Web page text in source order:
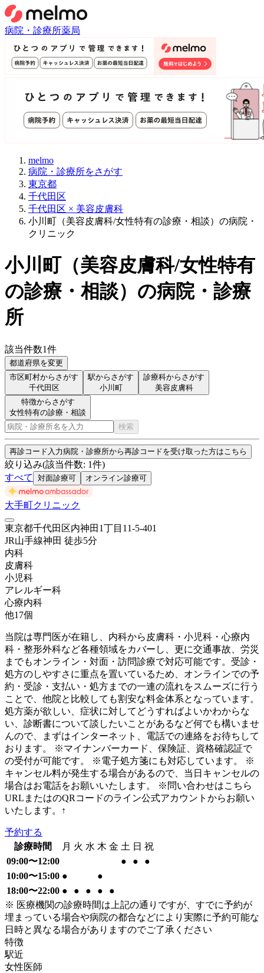
病院・診療所薬局
melmo
病院・診療所をさがす
東京都
千代田区
千代田区 × 美容皮膚科
小川町（美容皮膚科/女性特有の診療・相談）の病院・
クリニック
小川町（美容皮膚科/女性特有
の診療・相談） の病院・診療
所
該当件数1件
都道府県を変更
市区町村からさがす
千代田区
駅からさがす
小川町
診療科からさがす
美容皮膚科
特徴からさがす
女性特有の診療・相談
検索
再診コード入力病院・診療所から再診コードを受け取った方はこちら
絞り込み(該当件数: 1件)
すべて
対面診療可 オンライン診療可
大手町クリニック
東京都千代田区内神田1丁目11-5-401
JR山手線神田 徒歩5分
内科
皮膚科
小児科
アレルギー科
心療内科
他17個
当院は専門医が在籍し、内科から皮膚科・小児科・心療内
科・整形外科など各種領域をカバーし、更に交通事故、労災
までもオンライン・対面・訪問診療で対応可能です。受診・
処方のしやすさに重点を置いているため、オンラインでの予
約・受診・支払い・処方までの一連の流れをスムーズに行う
ことで、他院と比較しても割安な料金体系となっています。
処方薬が欲しい、症状に対してどうすればよいかわからな
い、診断書について談したいことがあるなど何でも構いませ
んので、まずはインターネット、電話での連絡をお待ちして
おります。 ※マイナンバーカード、保険証、資格確認証で
の受付が可能です。 ※電子処方箋にも対応しています。 ※
キャンセル料が発生する場合があるので、当日キャンセルの
場合はお電話をお願いいたします。 ※問い合わせはこちら
URLまたはのQRコードのライン公式アカウントからお願い
いたします。↑
予約する
診療時間
月 火 水 木 金 土 日 祝
09:00〜12:00
● ●
●
10:00〜15:00 ●
●
18:00〜22:00 ● ● ● ●
●
※ 医療機関の診療時間は上記の通りですが、すでに予約が
埋まっている場合や病院の都合などにより実際に予約可能な
日時と異なる場合がありますのでご了承ください
特徴
駅近
女性医師